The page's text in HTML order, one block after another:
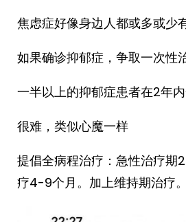
焦虑症好像身边人都或多或少
如果确诊抑郁症，争取一次性
一半以上的抑郁症患者在2年
很难，类似心魔一样
提倡全病程治疗：急性治疗期
疗4-9个月。加上维持期治疗。